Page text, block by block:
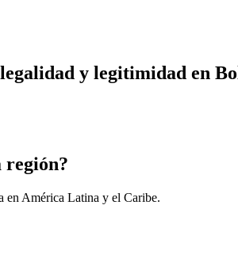
y legitimidad en
región?
en América Latina y el Caribe.